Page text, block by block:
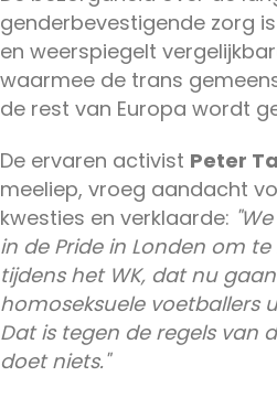
genderbevestigende zorg
en weerspiegelt
waarmee de trans
de rest van Europa wordt
De ervaren activist Peter
meeliep, vroeg aandacht
kwesties en verklaarde:
in de Pride in Londen om
tijdens het WK, dat nu
homoseksuele voetballers
Dat is tegen de regels van
doet niets."